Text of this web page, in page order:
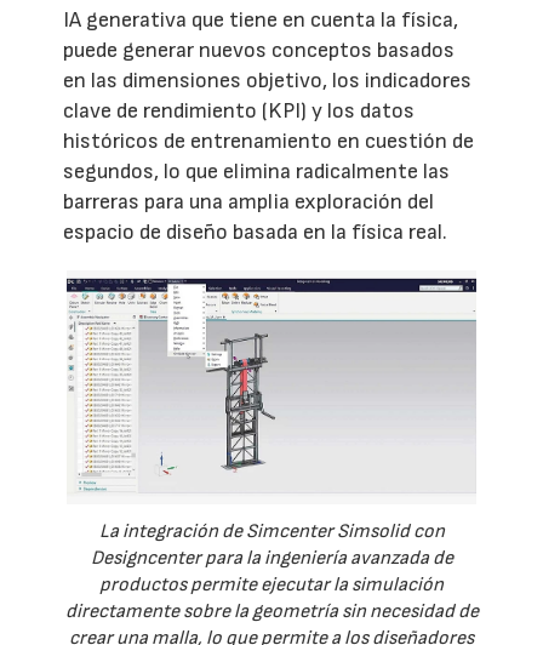
IA generativa que tiene en cuenta la física,
puede generar nuevos conceptos basados
en las dimensiones objetivo, los indicadores
clave de rendimiento (KPI) y los datos
históricos de entrenamiento en cuestión de
segundos, lo que elimina radicalmente las
barreras para una amplia exploración del
espacio de diseño basada en la física real.
La integración de Simcenter Simsolid con
Designcenter para la ingeniería avanzada de
productos permite ejecutar la simulación
directamente sobre la geometría sin necesidad de
crear una malla, lo que permite a los diseñadores